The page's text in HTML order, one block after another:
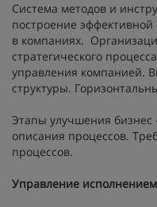
Система методов и
построение
в компаниях.
стратегического
управления компанией.
структуры.
Этапы улучшения бизнес
описания процессов.
процессов.
Управление